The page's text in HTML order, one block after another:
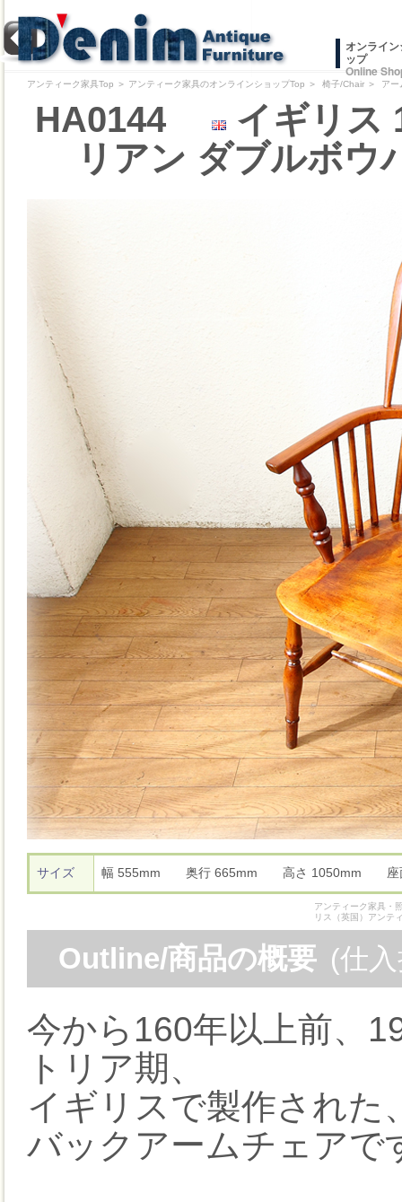
オンライ
ップ
Online
アンティーク家具Top ＞ アンティーク家具のオンラインショップTop ＞ 椅子/Chair ＞ アー
HA0144
イギリス
リアン ダブルボウ
サイズ 幅 555mm 奥行 665mm 高さ 1050mm
アンティーク家具・
リス（英国）アンテ
Outline/商品の概要 (仕
今から160年以上前、
トリア期、
イギリスで製作された
バックアームチェアで